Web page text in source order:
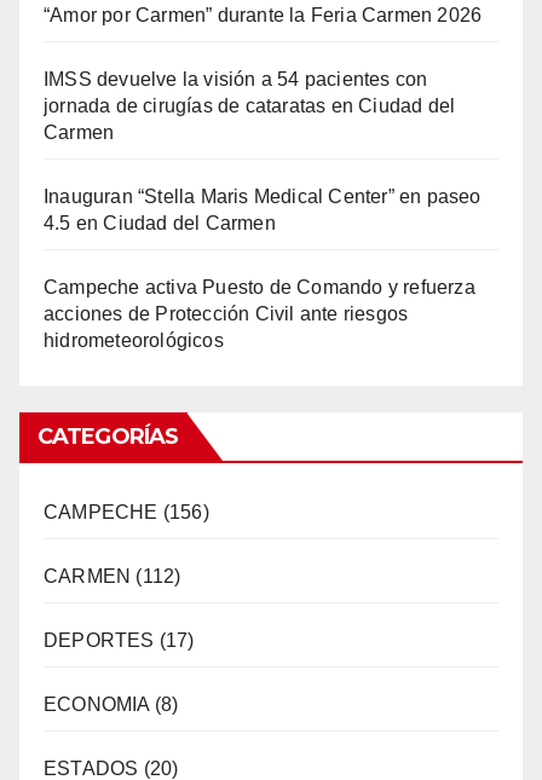
“Amor por Carmen” durante la Feria Carmen 2026
IMSS devuelve la visión a 54 pacientes con
jornada de cirugías de cataratas en Ciudad del
Carmen
Inauguran “Stella Maris Medical Center” en paseo
4.5 en Ciudad del Carmen
Campeche activa Puesto de Comando y refuerza
acciones de Protección Civil ante riesgos
hidrometeorológicos
CATEGORÍAS
CAMPECHE (156)
CARMEN (112)
DEPORTES (17)
ECONOMIA (8)
ESTADOS (20)